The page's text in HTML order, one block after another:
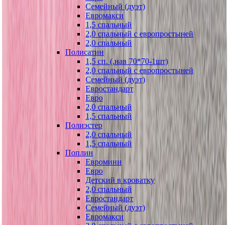
Семейный (дуэт)
Евромакси
1,5 спальный
2,0 спальный с европростыней
2,0 спальный
Полисатин
1,5 сп. (.нав 70*70-1шт)
2,0 спальный с европростыней
Семейный (дуэт)
Евростандарт
Евро
2,0 спальный
1,5 спальный
Полиэстер
2,0 спальный
1,5 спальный
Поплин
Евромини
Евро
Детский в кроватку
2,0 спальный
Евростандарт
Семейный (дуэт)
Евромакси